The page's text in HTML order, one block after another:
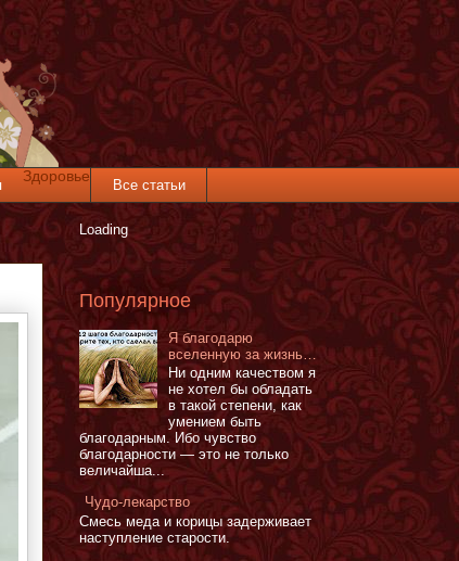
Здоровье
Все статьи
Loading
Популярное
Я благодарю
вселенную за жизнь…
Ни одним качеством я
не хотел бы обладать
в такой степени, как
умением быть
благодарным. Ибо чувство
благодарности — это не только
величайша...
Чудо-лекарство
Смесь меда и корицы задерживает
наступление старости.